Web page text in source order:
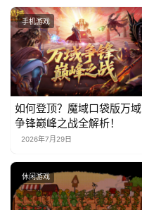
接
会
上
海
站
中
文
手机游戏
如何登顶？魔域口袋版万域
争锋巅峰之战全解析！
2026年7月29日
休闲游戏